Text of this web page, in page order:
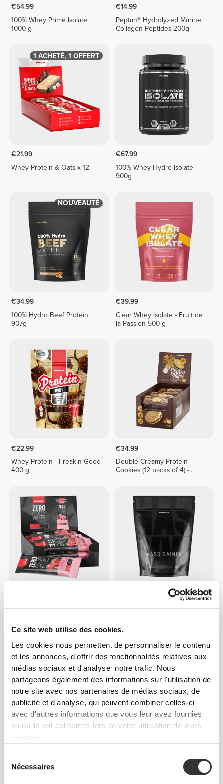
Ce site web utilise des cookies.
Les cookies nous permettent de personnaliser le contenu
et les annonces, d'offrir des fonctionnalités relatives aux
médias sociaux et d'analyser notre trafic. Nous
partageons également des informations sur l'utilisation de
notre site avec nos partenaires de médias sociaux, de
publicité et d'analyse, qui peuvent combiner celles-ci
avec d'autres informations que vous leur avez fournies
ou qu'ils ont collectées lors de votre utilisation de leurs
Nécessaires
€54.99
100% Whey Prime Isolate
1000 g
€14.99
Peptan® Hydrolyzed Marine
Collagen Peptides 200g
1 ACHETÉ, 1 OFFERT
€21.99
Whey Protein & Oats x 12
€67.99
100% Whey Hydro Isolate
900g
NOUVEAUTÉ
€34.99
100% Hydro Beef Protein
907g
€39.99
Clear Whey Isolate - Fruit de
la Passion 500 g
€22.99
Whey Protein - Freakin Good
400 g
€34.99
Double Creamy Protein
Cookies (12 packs of 4) -
Zero Protein Wafer - Faible
40%
Massive Mass Gainer 2268 g
€70.99
907g
€39.99